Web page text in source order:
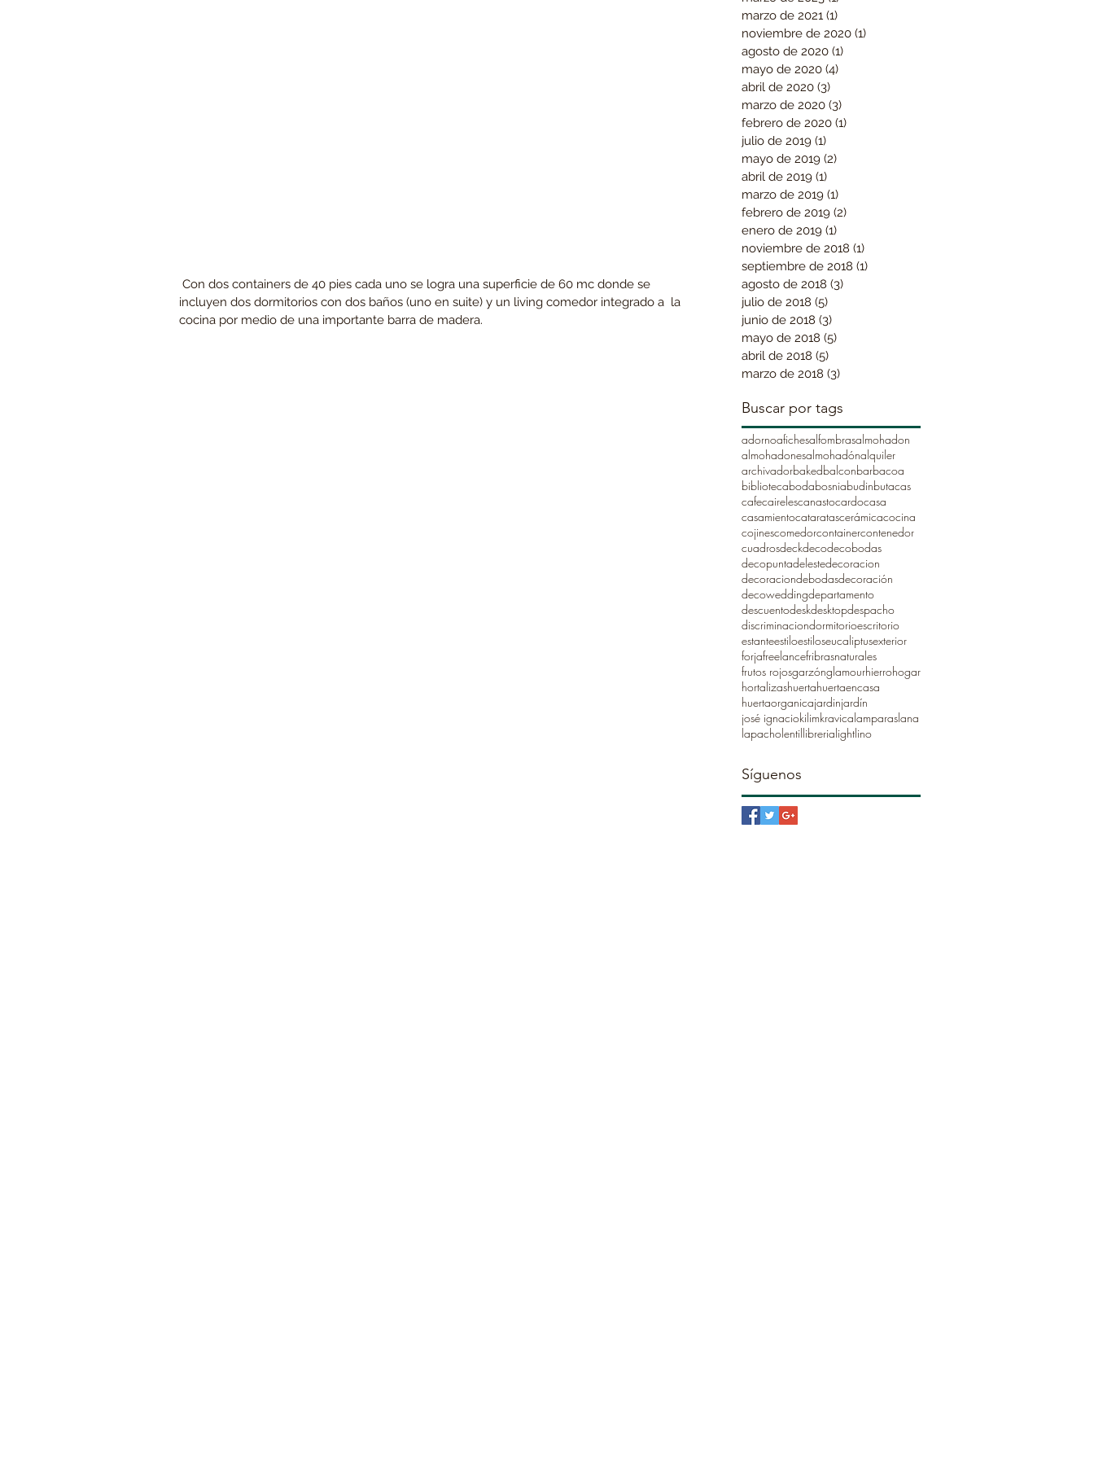
incluyen dos dormitorios con dos baños (uno en suite) y un living comedor integrado a  la
cocina por medio de una importante barra de madera.
marzo de 2021 (1)
noviembre de 2020 (1)
agosto de 2020 (1)
mayo de 2020 (4)
abril de 2020 (3)
marzo de 2020 (3)
febrero de 2020 (1)
julio de 2019 (1)
mayo de 2019 (2)
abril de 2019 (1)
marzo de 2019 (1)
febrero de 2019 (2)
enero de 2019 (1)
noviembre de 2018 (1)
septiembre de 2018 (1)
agosto de 2018 (3)
julio de 2018 (5)
junio de 2018 (3)
mayo de 2018 (5)
abril de 2018 (5)
marzo de 2018 (3)
Buscar por tags
adornoafichesalfombrasalmohadon
almohadonesalmohadónalquiler
archivadorbakedbalconbarbacoa
bibliotecabodabosniabudinbutacas
cafecairelescanastocardocasa
casamientocataratascerámicacocina
cojinescomedorcontainercontenedor
cuadrosdeckdecodecobodas
decopuntadelestedecoracion
decoraciondebodasdecoración
decoweddingdepartamento
descuentodeskdesktopdespacho
discriminaciondormitorioescritorio
estanteestiloestiloseucaliptusexterior
forjafreelancefribrasnaturales
frutos rojosgarzónglamourhierrohogar
hortalizashuertahuertaencasa
huertaorganicajardinjardín
josé ignaciokilimkravicalamparaslana
lapacholentillibrerialightlino
Síguenos